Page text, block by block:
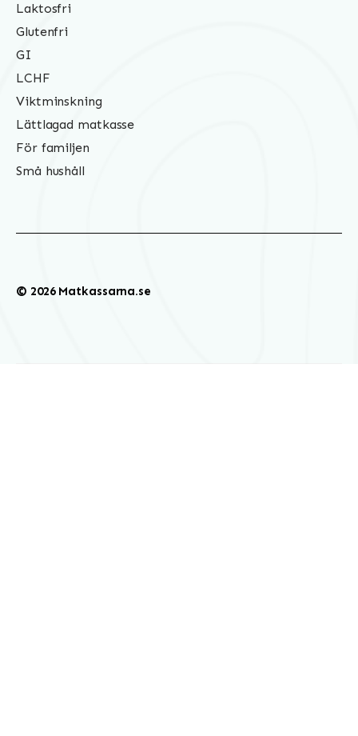
Laktosfri
Glutenfri
GI
LCHF
Viktminskning
Lättlagad matkasse
För familjen
Små hushåll
© 2026 Matkassarna.se